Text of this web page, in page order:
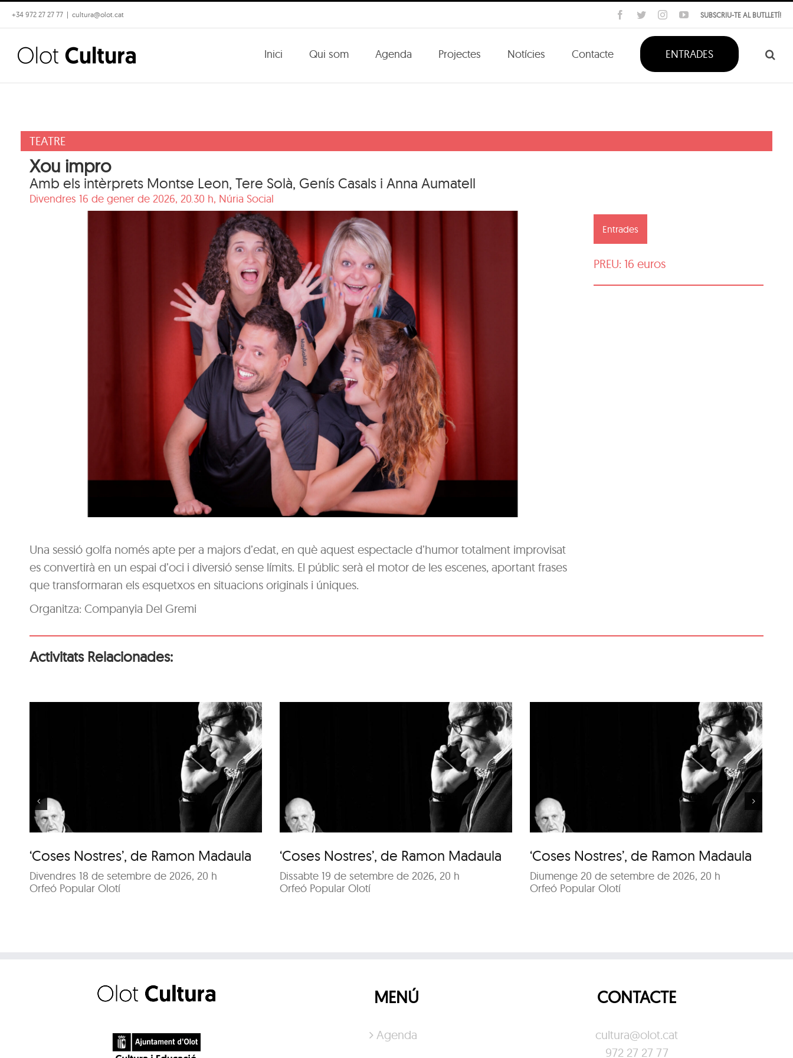
Skip
to
content
+34 972 27 27 77 | cultura@olot.cat SUBSCRIU-TE AL BUTLLETÍ!
Facebook
TwitterInstagramYouTube
Inici Qui som Agenda Projectes Notícies Contacte ENTRADES
TEATRE
Xou impro
Amb els intèrprets Montse Leon, Tere Solà, Genís Casals i Anna Aumatell
Divendres 16 de gener de 2026, 20.30 h, Núria Social
Una sessió golfa només apte per a majors d’edat, en què aquest espectacle d’humor totalment improvisat
es convertirà en un espai d’oci i diversió sense límits. El públic serà el motor de les escenes, aportant frases
que transformaran els esquetxos en situacions originals i úniques.
Organitza: Companyia Del Gremi
Entrades
PREU: 16 euros
Activitats Relacionades:
‘Coses Nostres’, de Ramon Madaula
Divendres 18 de setembre de 2026, 20 h
Orfeó Popular Olotí
‘Coses Nostres’, de
Ramon Madaula
‘Coses Nostres’, de Ramon Madaula
Dissabte 19 de setembre de 2026, 20 h
Orfeó Popular Olotí
‘Coses Nostres’, de
Ramon Madaula
‘Coses Nostres’, de Ramon Madaula
Diumenge 20 de setembre de 2026, 20 h
Orfeó Popular Olotí
‘Coses Nostres’, de
Ramon Madaula
MENÚ
Agenda
CONTACTE
cultura@olot.cat
972 27 27 77